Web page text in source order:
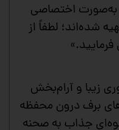
به‌صورت اختصاصی
شده‌اند؛ لطفاً از
زیبا و آرام‌بخش
برف درون محفظه
جذاب به صحنه